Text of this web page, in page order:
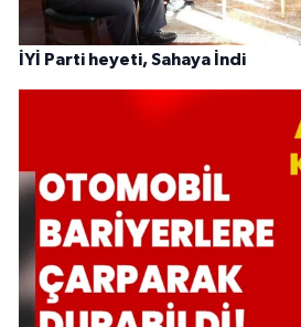
İYİ Parti heyeti, Sahaya İndi